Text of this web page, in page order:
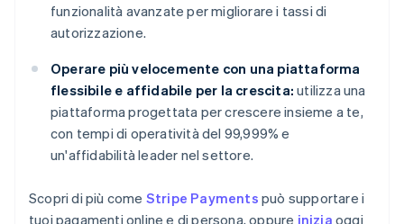
funzionalità avanzate per migliorare i tassi di
autorizzazione.
Operare più velocemente con una piattaforma
flessibile e affidabile per la crescita: utilizza una
piattaforma progettata per crescere insieme a te,
con tempi di operatività del 99,999% e
un'affidabilità leader nel settore.
Scopri di più come Stripe Payments può supportare i
tuoi pagamenti online e di persona, oppure inizia oggi